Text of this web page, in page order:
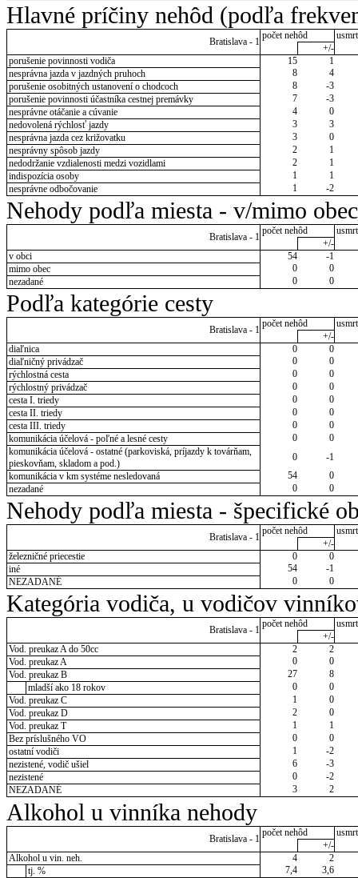
Hlavné príčiny nehôd (podľa
Bratislava - 1
počet nehôd
+/-
porušenie povinnosti vodiča
15
1
nesprávna jazda v jazdných pruhoch
8
4
porušenie osobitných ustanovení o chodcoch
8
-3
porušenie povinnosti účastníka cestnej premávky
7
-3
nesprávne otáčanie a cúvanie
4
0
nedovolená rýchlosť jazdy
3
3
nesprávna jazda cez križovatku
3
0
nesprávny spôsob jazdy
2
1
nedodržanie vzdialenosti medzi vozidlami
2
1
indispozícia osoby
1
1
nesprávne odbočovanie
1 -2
Nehody podľa miesta - v/mimo obec
Bratislava - 1
počet nehôd
+/-
v obci
54
-1
mimo obec
0
0
nezadané
0 0
Podľa kategórie cesty
Bratislava - 1
počet nehôd
+/-
diaľnica
0
0
diaľničný privádzač
0
0
rýchlostná cesta
0
0
rýchlostný privádzač
0
0
cesta I. triedy
0
0
cesta II. triedy
0
0
cesta III. triedy
0
0
komunikácia účelová - poľné a lesné cesty
0
0
komunikácia účelová - ostatné (parkoviská, príjazdy k továrňam,
pieskovňam, skladom a pod.)
0
-1
komunikácia v km systéme nesledovaná
54
0
nezadané
0 0
Nehody podľa miesta - špecifické
Bratislava - 1
počet nehôd
+/-
železničné priecestie
0
0
iné
54
-1
NEZADANÉ
0 0
Kategória vodiča, u vodičov
Bratislava - 1
počet nehôd
+/-
Vod. preukaz A do 50cc
2
2
Vod. preukaz A
0
0
Vod. preukaz B
27
8
mladší ako 18 rokov
0
0
Vod. preukaz C
1
0
Vod. preukaz D
2
0
Vod. preukaz T
1
1
Bez príslušného VO
0
0
ostatní vodiči
1
-2
nezistené, vodič ušiel
6
-3
nezistené
0
-2
NEZADANÉ
3 2
Alkohol u vinníka nehody
Bratislava - 1
počet nehôd
+/-
Alkohol u vin. neh.
4
2
tj. %
7,4 3,6